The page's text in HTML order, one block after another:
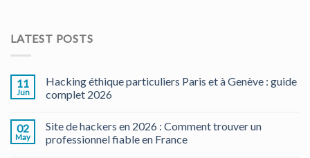
LATEST POSTS
11
Jun
Hacking éthique particuliers Paris et à Genève : guide
complet 2026
02
May
Site de hackers en 2026 : Comment trouver un
professionnel fiable en France